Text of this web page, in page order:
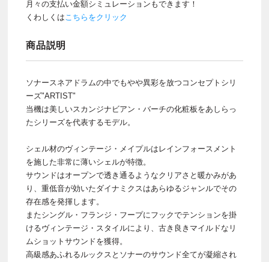
月々の支払い金額シミュレーションもできます！
くわしくは こちらをクリック
商品説明
ソナースネアドラムの中でもやや異彩を放つコンセプトシリ
ーズ"ARTIST"
当機は美しいスカンジナビアン・バーチの化粧板をあしらっ
たシリーズを代表するモデル。
シェル材のヴィンテージ・メイプルはレインフォースメント
を施した非常に薄いシェルが特徴。
サウンドはオープンで透き通るようなクリアさと暖かみがあ
り、重低音が効いたダイナミクスはあらゆるジャンルでその
存在感を発揮します。
またシングル・フランジ・フープにフックでテンションを掛
けるヴィンテージ・スタイルにより、古き良きマイルドなリ
ムショットサウンドを獲得。
高級感あふれるルックスとソナーのサウンド全てが凝縮され